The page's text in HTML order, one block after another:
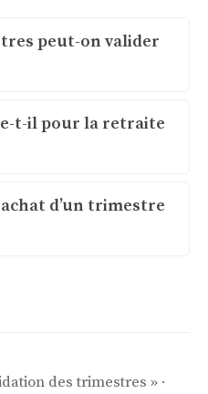
peut-on valider
t-il pour la retraite
d’un trimestre
des trimestres » ·